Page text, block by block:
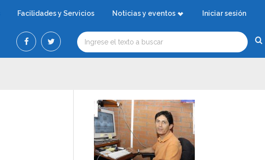
Facilidades y Servicios Noticias y eventos Iniciar sesión